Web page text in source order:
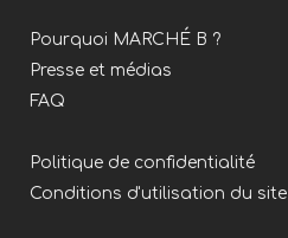
Pourquoi MARCHÉ B ?
Presse et médias
FAQ
Politique de confidentialité
Conditions d'utilisation du site